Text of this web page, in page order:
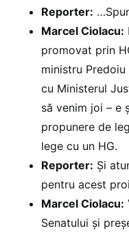
Reporter:
Marcel Ciolacu:
promovat prin
ministru
cu Ministerul
să venim joi – e
propunere de
lege cu un HG.
Reporter: Și
pentru acest
Marcel Ciolacu:
Senatului și